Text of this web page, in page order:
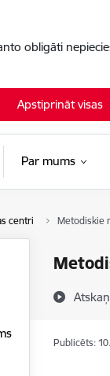
obligāti
Apstiprināt visas
Par mums
centri Metodiskie
Publicēts: